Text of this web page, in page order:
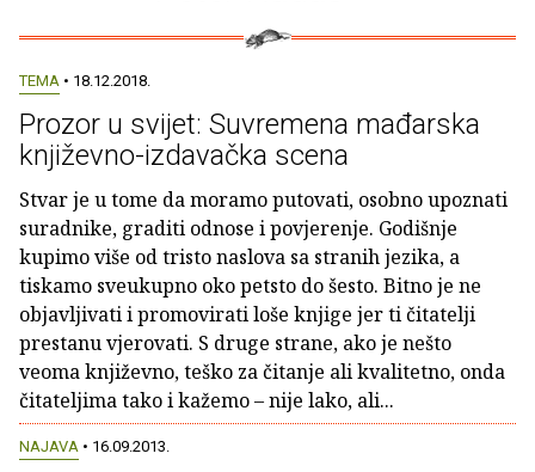
TEMA • 18.12.2018.
Prozor u svijet: Suvremena mađarska
književno-izdavačka scena
Stvar je u tome da moramo putovati, osobno upoznati
suradnike, graditi odnose i povjerenje. Godišnje
kupimo više od tristo naslova sa stranih jezika, a
tiskamo sveukupno oko petsto do šesto. Bitno je ne
objavljivati i promovirati loše knjige jer ti čitatelji
prestanu vjerovati. S druge strane, ako je nešto
veoma književno, teško za čitanje ali kvalitetno, onda
čitateljima tako i kažemo – nije lako, ali...
NAJAVA • 16.09.2013.